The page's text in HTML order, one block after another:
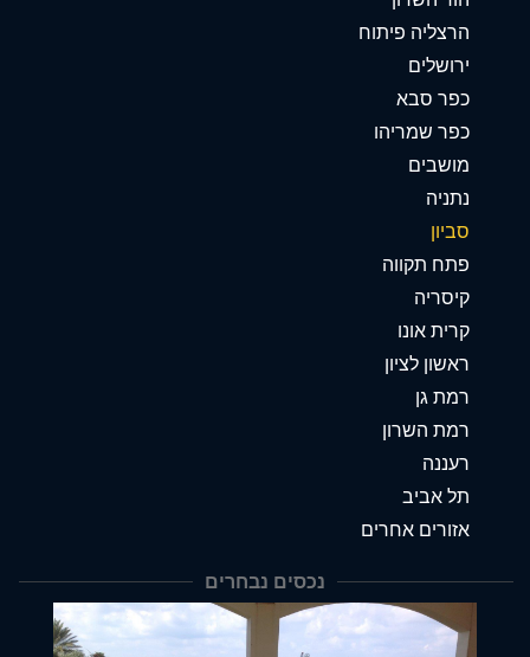
הרצליה פיתוח
ירושלים
כפר סבא
כפר שמריהו
מושבים
נתניה
סביון
פתח תקווה
קיסריה
קרית אונו
ראשון לציון
רמת גן
רמת השרון
רעננה
תל אביב
אזורים אחרים
נכסים נבחרים